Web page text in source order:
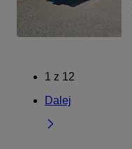
1 z 12
Dalej